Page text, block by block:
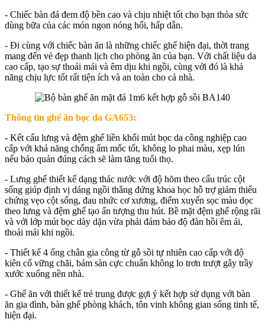
- Chiếc bàn đá đem độ bền cao và chịu nhiệt tốt cho bạn thỏa sức
dùng bữa của các món ngon nóng hổi, hấp dẫn.
- Đi cùng với chiếc bàn ăn là những chiếc ghế hiện đại, thời trang
mang đến vẻ đẹp thanh lịch cho phòng ăn của bạn. Với chất liệu da
cao cấp, tạo sự thoải mái và êm dịu khi ngồi, cùng với đó là khả
năng chịu lực tốt rất tiện ích và an toàn cho cả nhà.
Thông tin ghế ăn bọc da GA653:
- Kết cấu lưng và đệm ghế liền khối mút bọc da công nghiệp cao
cấp với khả năng chống ẩm mốc tốt, không lo phai màu, xẹp lún
nếu bảo quản đúng cách sẽ làm tăng tuổi thọ.
- Lưng ghế thiết kế dạng thác nước với độ hõm theo cấu trúc cột
sống giúp định vị dáng ngồi thẳng đứng khoa học hỗ trợ giảm thiểu
chứng vẹo cột sống, đau nhức cơ xương, điểm xuyến sọc màu dọc
theo lưng và đệm ghế tạo ấn tượng thu hút. Bề mặt đệm ghế rộng rãi
và với lớp mút bọc dày dặn vừa phải đảm bảo độ đàn hồi êm ái,
thoải mái khi ngồi.
- Thiết kế 4 ống chân gia công từ gỗ sồi tự nhiên cao cấp với độ
kiên cố vững chãi, bám sàn cực chuẩn không lo trơn trượt gây trầy
xước xuống nền nhà.
- Ghế ăn với thiết kế trẻ trung được gợi ý kết hợp sử dụng với bàn
ăn gia đình, bàn ghế phòng khách, tôn vinh không gian sống tinh tế,
hiện đại.